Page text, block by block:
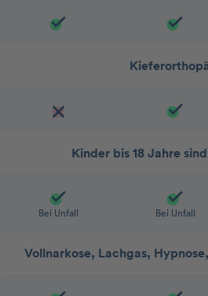
Kinder bis 18 Jahre
Bei Unfall Bei Unfall
Vollnarkose, Lachgas,